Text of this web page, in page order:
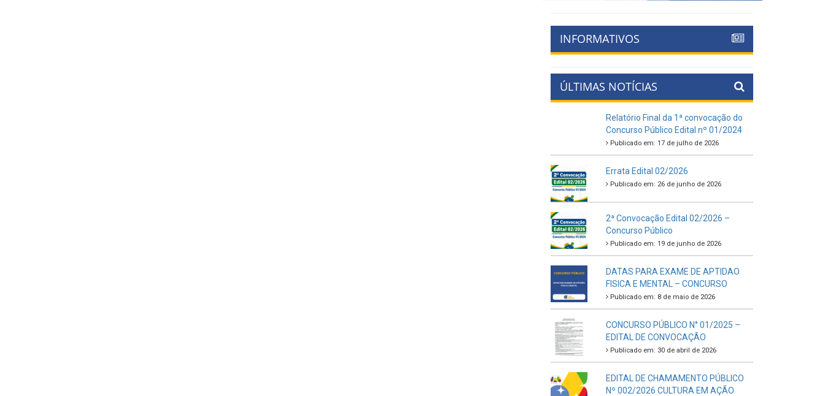
INFORMATIVOS
ÚLTIMAS NOTÍCIAS
Relatório Final da 1ª convocação do
Concurso Público Edital nº 01/2024
Publicado em: 17 de julho de 2026
Errata Edital 02/2026
Publicado em: 26 de junho de 2026
2ª Convocação Edital 02/2026 –
Concurso Público
Publicado em: 19 de junho de 2026
DATAS PARA EXAME DE APTIDAO
FISICA E MENTAL – CONCURSO
Publicado em: 8 de maio de 2026
CONCURSO PÚBLICO N° 01/2025 –
EDITAL DE CONVOCAÇÃO
Publicado em: 30 de abril de 2026
EDITAL DE CHAMAMENTO PÚBLICO
Nº 002/2026 CULTURA EM AÇÃO